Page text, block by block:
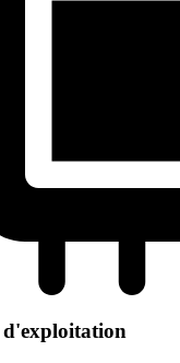
d'exploitation